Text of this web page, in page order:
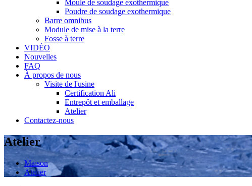
Moule de soudage exothermique
Poudre de soudage exothermique
Barre omnibus
Module de mise à la terre
Fosse à terre
VIDÉO
Nouvelles
FAQ
À propos de nous
Visite de l'usine
Certification Ali
Entrepôt et emballage
Atelier
Contactez-nous
Atelier
Maison
Atelier